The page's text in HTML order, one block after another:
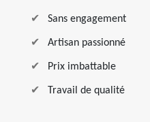
Sans engagement
Artisan passionné
Prix imbattable
Travail de qualité